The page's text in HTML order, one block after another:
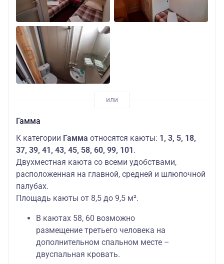
Гамма
К категории Гамма относятся каюты: 1, 3, 5, 18,
37, 39, 41, 43, 45, 58, 60, 99, 101.
Двухместная каюта со всеми удобствами,
расположенная на главной, средней и шлюпочной
палубах.
Площадь каюты от 8,5 до 9,5 м².
В каютах 58, 60 возможно
размещение третьего человека на
дополнительном спальном месте –
двуспальная кровать.